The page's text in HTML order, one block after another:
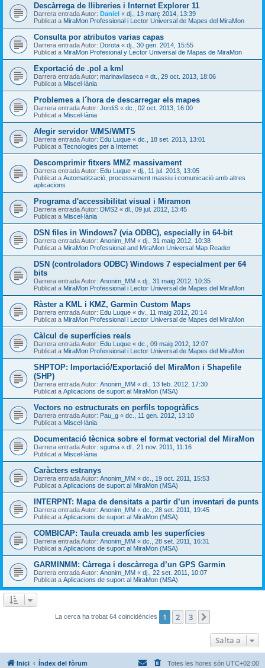
Descàrrega de llibreries i Internet Explorer 11
Darrera entrada Autor: Daniel « dj., 13 març 2014, 13:39
Publicat a MiraMon Professional i Lector Universal de Mapes del MiraMon
Consulta por atributos varias capas
Darrera entrada Autor: Dorota « dj., 30 gen. 2014, 15:55
Publicat a MiraMon Profesional y Lector Universal de Mapas de MiraMon
Exportació de .pol a kml
Darrera entrada Autor: marinavilaseca « dt., 29 oct. 2013, 18:06
Publicat a Miscel·lània
Problemes a l´hora de descarregar els mapes
Darrera entrada Autor: JordiS « dc., 02 oct. 2013, 16:00
Publicat a Miscel·lània
Afegir servidor WMS/WMTS
Darrera entrada Autor: Edu Luque « dc., 18 set. 2013, 13:01
Publicat a Tecnologies per a Internet
Descomprimir fitxers MMZ massivament
Darrera entrada Autor: Edu Luque « dj., 11 jul. 2013, 13:05
Publicat a Automatització, processament massiu i comunicació amb altres
aplicacions
Programa d'accessibilitat visual i Miramon
Darrera entrada Autor: DMS2 « dl., 09 jul. 2012, 13:45
Publicat a Miscel·lània
DSN files in Windows7 (via ODBC), especially in 64-bit
Darrera entrada Autor: Anonim_MM « dj., 31 maig 2012, 10:38
Publicat a MiraMon Professional and MiraMon Universal Map Reader
DSN (controladors ODBC) Windows 7 especialment per 64
bits
Darrera entrada Autor: Anonim_MM « dj., 31 maig 2012, 10:35
Publicat a MiraMon Professional i Lector Universal de Mapes del MiraMon
Ràster a KML i KMZ, Garmin Custom Maps
Darrera entrada Autor: Edu Luque « dv., 11 maig 2012, 20:14
Publicat a MiraMon Professional i Lector Universal de Mapes del MiraMon
Càlcul de superfícies reals
Darrera entrada Autor: Edu Luque « dc., 09 maig 2012, 12:07
Publicat a MiraMon Professional i Lector Universal de Mapes del MiraMon
SHPTOP: Importació/Exportació del MiraMon i Shapefile
(SHP)
Darrera entrada Autor: Anonim_MM « dl., 13 feb. 2012, 17:30
Publicat a Aplicacions de suport al MiraMon (MSA)
Vectors no estructurats en perfils topogràfics
Darrera entrada Autor: Pau_g « dc., 11 gen. 2012, 13:10
Publicat a Miscel·lània
Documentació tècnica sobre el format vectorial del MiraMon
Darrera entrada Autor: sguma « dl., 21 nov. 2011, 11:16
Publicat a Miscel·lània
Caràcters estranys
Darrera entrada Autor: Anonim_MM « dc., 19 oct. 2011, 15:53
Publicat a Aplicacions de suport al MiraMon (MSA)
INTERPNT: Mapa de densitats a partir d’un inventari de punts
Darrera entrada Autor: Anonim_MM « dc., 28 set. 2011, 19:45
Publicat a Aplicacions de suport al MiraMon (MSA)
COMBICAP: Taula creuada amb les superfícies
Darrera entrada Autor: Anonim_MM « dc., 28 set. 2011, 16:31
Publicat a Aplicacions de suport al MiraMon (MSA)
GARMINMM: Càrrega i descàrrega d’un GPS Garmin
Darrera entrada Autor: Anonim_MM « dj., 22 set. 2011, 10:07
Publicat a Aplicacions de suport al MiraMon (MSA)
La cerca ha trobat 64 coincidències 1 2 3
Salta a
Inici Índex del fòrum Totes les hores són UTC+02:00